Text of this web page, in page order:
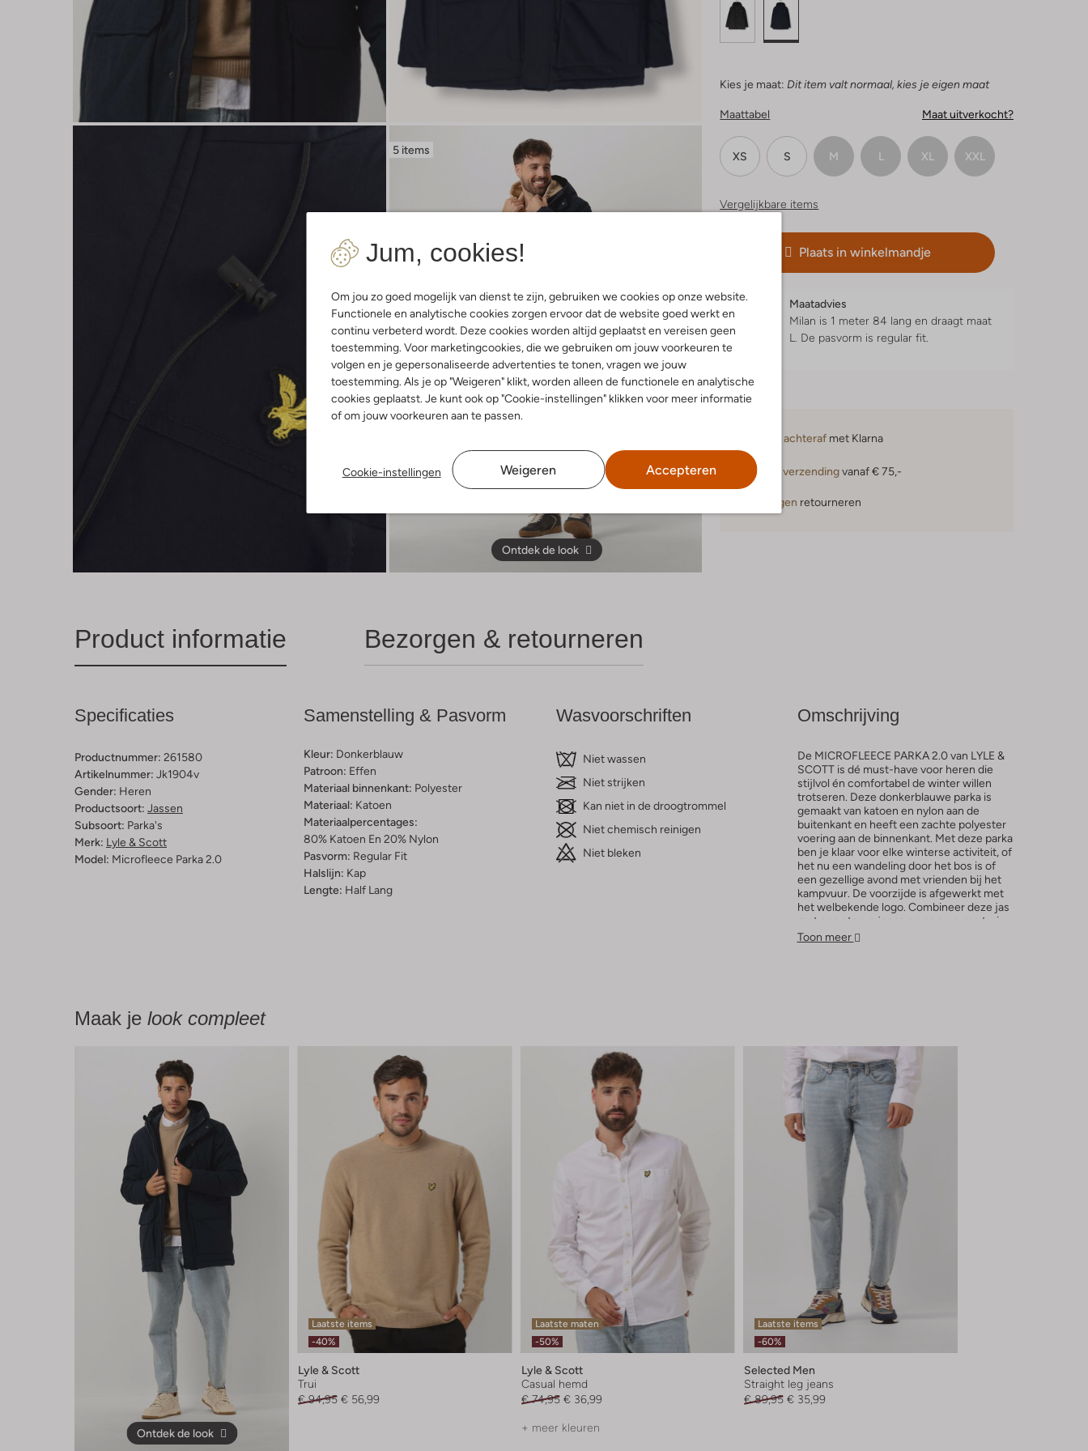
Jum, cookies!
Om jou zo goed mogelijk van dienst te zijn, gebruiken we cookies op onze website.
Functionele en analytische cookies zorgen ervoor dat de website goed werkt en
continu verbeterd wordt. Deze cookies worden altijd geplaatst en vereisen geen
toestemming. Voor marketingcookies, die we gebruiken om jouw voorkeuren te
volgen en je gepersonaliseerde advertenties te tonen, vragen we jouw
toestemming. Als je op "Weigeren" klikt, worden alleen de functionele en analytische
cookies geplaatst. Je kunt ook op "Cookie-instellingen" klikken voor meer informatie
of om jouw voorkeuren aan te passen.
Cookie-instellingen Weigeren Accepteren
5 items
Ontdek de look
Kies je maat: Dit item valt normaal, kies je eigen maat
Maattabel Maat uitverkocht?
XS S M L XL XXL
Vergelijkbare items
Plaats in winkelmandje
Maatadvies
Milan is 1 meter 84 lang en draagt maat
L. De pasvorm is regular fit.
Betaal achteraf met Klarna
Gratis verzendingvanaf € 75,-
30 dagen retourneren
Product informatie Bezorgen & retourneren
Specificaties
Productnummer: 261580
Artikelnummer: Jk1904v
Gender: Heren
Productsoort: Jassen
Subsoort: Parka's
Merk: Lyle & Scott
Model: Microfleece Parka 2.0
Samenstelling & Pasvorm
Kleur: Donkerblauw
Patroon: Effen
Materiaal binnenkant: Polyester
Materiaal: Katoen
Materiaalpercentages:
80% Katoen En 20% Nylon
Pasvorm: Regular Fit
Halslijn: Kap
Lengte: Half Lang
Wasvoorschriften
Niet wassen
Niet strijken
Kan niet in de droogtrommel
Niet chemisch reinigen
Niet bleken
Omschrijving
De MICROFLEECE PARKA 2.0 van LYLE &
SCOTT is dé must-have voor heren die
stijlvol én comfortabel de winter willen
trotseren. Deze donkerblauwe parka is
gemaakt van katoen en nylon aan de
buitenkant en heeft een zachte polyester
voering aan de binnenkant. Met deze parka
ben je klaar voor elke winterse activiteit, of
het nu een wandeling door het bos is of
een gezellige avond met vrienden bij het
kampvuur. De voorzijde is afgewerkt met
het welbekende logo. Combineer deze jas
met een stoere jeans en een warme trui
voor een complete winterlook!
Toon meer
Maak je look compleet
Ontdek de look
Laatste items
-40%
Lyle & Scott
Trui
€ 94,95 € 56,99
Laatste maten
-50%
Lyle & Scott
Casual hemd
€ 74,95 € 36,99
+ meer kleuren
Laatste items
-60%
Selected Men
Straight leg jeans
€ 89,95 € 35,99